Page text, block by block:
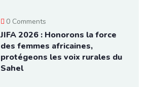
0 Comments
JIFA 2026 : Honorons la force
des femmes africaines,
protégeons les voix rurales du
Sahel